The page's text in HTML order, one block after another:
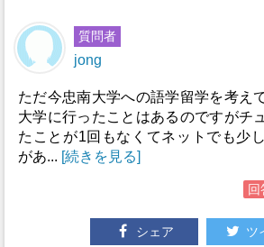
質問者
jong
ただ今忠南大学への語学留学を考え
大学に行ったことはあるのですがチ
たことが1回もなくてネットでも少
があ... [続きを見る]
回
シェア ツ